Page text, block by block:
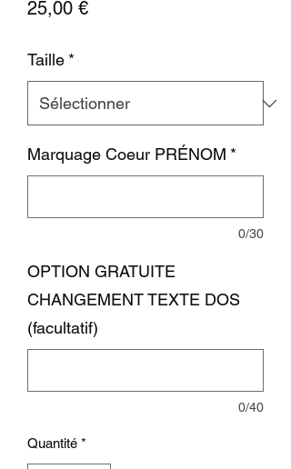
25,00 €Prix
Taille *
Marquage Coeur PRÉNOM *
0/30
OPTION GRATUITE
CHANGEMENT TEXTE DOS
(facultatif)
0/40
Quantité *